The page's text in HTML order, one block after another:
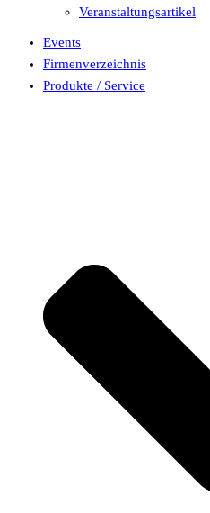
Veranstaltungsartikel
Events
Firmenverzeichnis
Produkte / Service